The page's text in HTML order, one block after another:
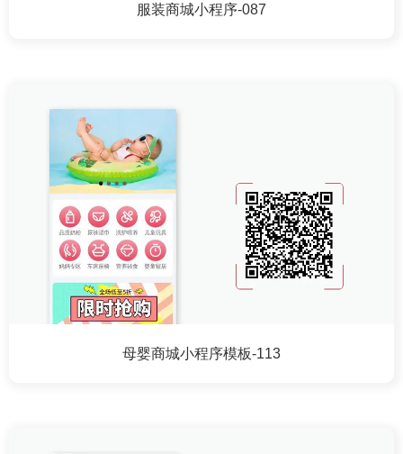
服装商城小程序-087
母婴商城小程序模板-113